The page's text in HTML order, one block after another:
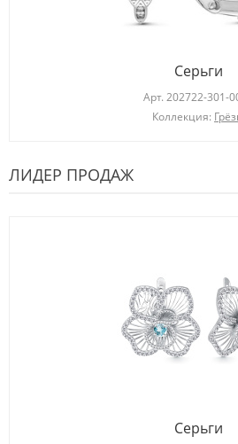
Серьги
Арт. 202722-301-
Коллекция:
ЛИДЕР ПРОДАЖ
Серьги